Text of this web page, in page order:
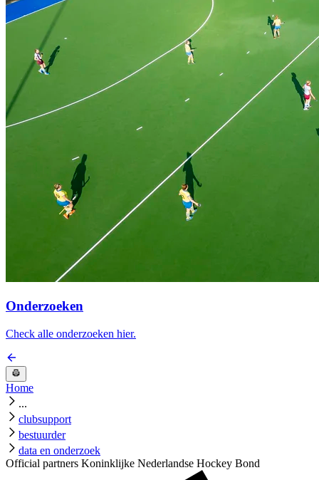
Onderzoeken
Check alle onderzoeken hier.
Home
...
clubsupport
bestuurder
data en onderzoek
Official partners Koninklijke Nederlandse Hockey Bond